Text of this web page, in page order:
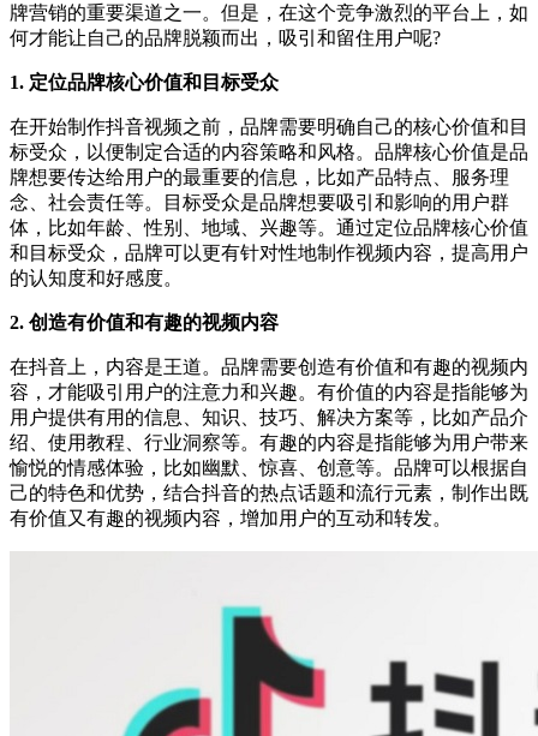
牌营销的重要渠道之一。但是，在这个竞争激烈的平台上，如
何才能让自己的品牌脱颖而出，吸引和留住用户呢?
1. 定位品牌核心价值和目标受众
在开始制作抖音视频之前，品牌需要明确自己的核心价值和目
标受众，以便制定合适的内容策略和风格。品牌核心价值是品
牌想要传达给用户的最重要的信息，比如产品特点、服务理
念、社会责任等。目标受众是品牌想要吸引和影响的用户群
体，比如年龄、性别、地域、兴趣等。通过定位品牌核心价值
和目标受众，品牌可以更有针对性地制作视频内容，提高用户
的认知度和好感度。
2. 创造有价值和有趣的视频内容
在抖音上，内容是王道。品牌需要创造有价值和有趣的视频内
容，才能吸引用户的注意力和兴趣。有价值的内容是指能够为
用户提供有用的信息、知识、技巧、解决方案等，比如产品介
绍、使用教程、行业洞察等。有趣的内容是指能够为用户带来
愉悦的情感体验，比如幽默、惊喜、创意等。品牌可以根据自
己的特色和优势，结合抖音的热点话题和流行元素，制作出既
有价值又有趣的视频内容，增加用户的互动和转发。